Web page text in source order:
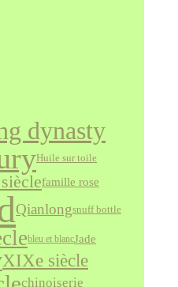
dynasty
Huile sur toile
famille rose
Qianlongsnuff bottle
bleu et blancJade
XIXe siècle
chinoiserie